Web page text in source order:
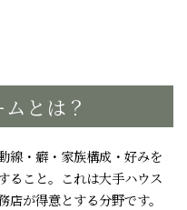
とは？
線・癖・家族構成・好みを
ること。これは大手ハウス
が得意とする分野です。